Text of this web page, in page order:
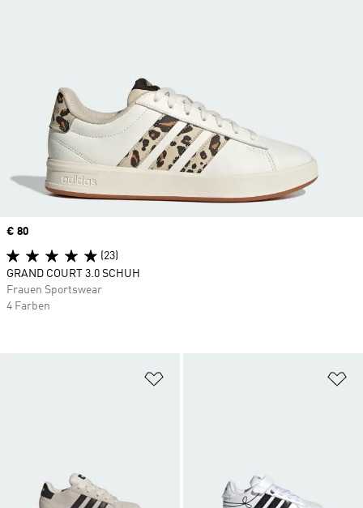
Price
€ 80
(23)
GRAND COURT 3.0 SCHUH
Frauen Sportswear
4 Farben